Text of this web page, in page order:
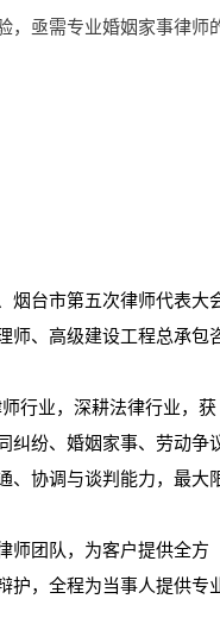
，亟需专业婚姻家事律师
烟台市第五次律师代表大
师、高级建设工程总承包
行业，深耕法律行业，获
纠纷、婚姻家事、劳动争
、协调与谈判能力，最大
师团队，为客户提供全方
护，全程为当事人提供专